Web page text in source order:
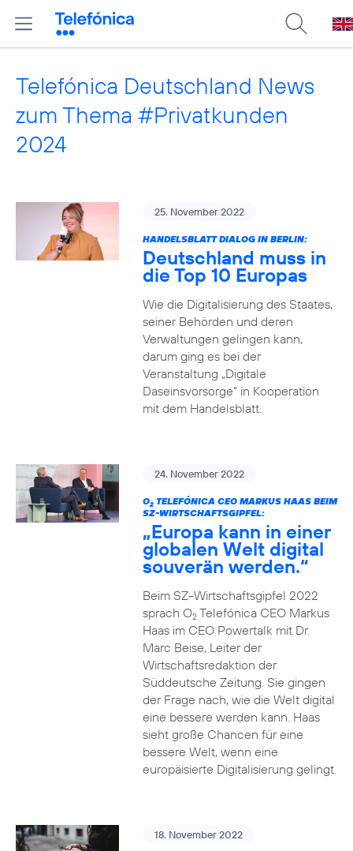
Telefónica Deutschland News
zum Thema #Privatkunden
2024
25. November 2022
HANDELSBLATT DIALOG IN BERLIN:
Deutschland muss in
die Top 10 Europas
Wie die Digitalisierung des Staates,
seiner Behörden und deren
Verwaltungen gelingen kann,
darum ging es bei der
Veranstaltung „Digitale
Daseinsvorsorge“ in Kooperation
mit dem Handelsblatt.
24. November 2022
O2TELEFÓNICA CEO MARKUS HAAS BEIM
SZ-WIRTSCHAFTSGIPFEL:
„Europa kann in einer
globalen Welt digital
souverän werden.“
Beim SZ-Wirtschaftsgipfel 2022
sprach O2Telefónica CEO Markus
Haas im CEO Powertalk mit Dr.
Marc Beise, Leiter der
Wirtschaftsredaktion der
Süddeutsche Zeitung. Sie gingen
der Frage nach, wie die Welt digital
eine bessere werden kann. Haas
sieht große Chancen für eine
bessere Welt, wenn eine
europäisierte Digitalisierung gelingt.
18. November 2022